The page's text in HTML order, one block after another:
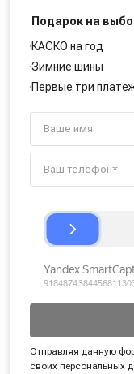
Подарок на
КАСКО на год
Зимние шины
Первые три
Отправляя данную
своих персональных